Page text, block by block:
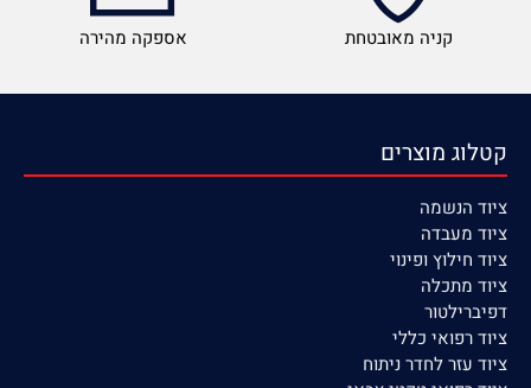
קניה מאובטחת אספקה מהירה
קטלוג מוצרים
ציוד הנשמה
ציוד מעבדה
ציוד חילוץ ופינוי
ציוד מתכלה
דפיברילטור
ציוד רפואי כללי
ציוד עזר לחדר ניתוח